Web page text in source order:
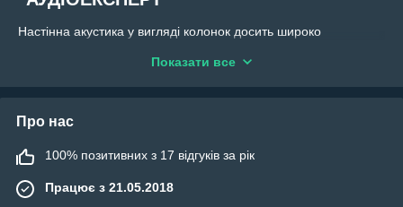
Настінна акустика у вигляді колонок досить широко
озвучування. Настінні колонки – це професійні елементи
спеціальним кріпленням на корпусі.
“АУДІОЕКСПЕРТ”, відрізняються високою якістю, оскільки
та мають наступні переваги:
Показати все
Про нас
100% позитивних з 17 відгуків за рік
Працює з 21.05.2018